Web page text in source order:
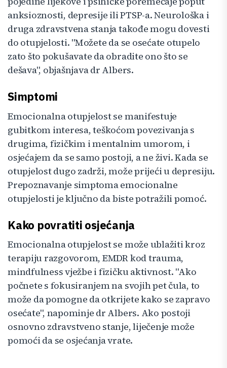
anksioznosti, depresije ili PTSP-a. Neurološka i
druga zdravstvena stanja takođe mogu dovesti
do otupjelosti. "Možete da se osećate otupelo
zato što pokušavate da obradite ono što se
dešava", objašnjava dr Albers.
Simptomi
Emocionalna otupjelost se manifestuje
gubitkom interesa, teškoćom povezivanja s
drugima, fizičkim i mentalnim umorom, i
osjećajem da se samo postoji, a ne živi. Kada se
otupjelost dugo zadrži, može prijeći u depresiju.
Prepoznavanje simptoma emocionalne
otupjelosti je ključno da biste potražili pomoć.
Kako povratiti osjećanja
Emocionalna otupjelost se može ublažiti kroz
terapiju razgovorom, EMDR kod trauma,
mindfulness vježbe i fizičku aktivnost. "Ako
počnete s fokusiranjem na svojih pet čula, to
može da pomogne da otkrijete kako se zapravo
osećate", napominje dr Albers. Ako postoji
osnovno zdravstveno stanje, liječenje može
pomoći da se osjećanja vrate.